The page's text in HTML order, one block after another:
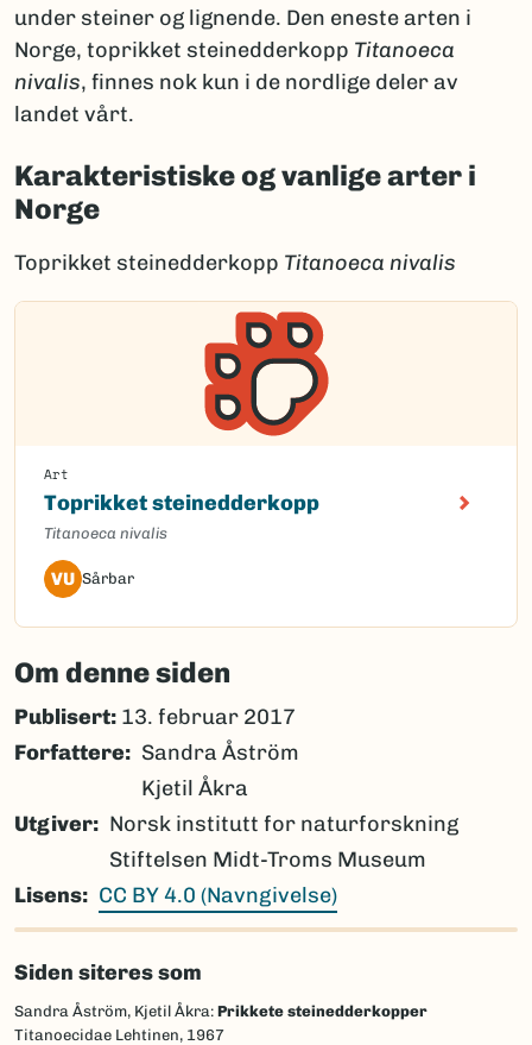
under steiner og lignende. Den eneste arten i
Norge, toprikket steinedderkopp Titanoeca
nivalis, finnes nok kun i de nordlige deler av
landet vårt.
Karakteristiske og vanlige arter i
Norge
Toprikket steinedderkopp Titanoeca nivalis
Art
Toprikket steinedderkopp
Titanoeca nivalis
VU Sårbar
Om denne siden
Publisert: 13. februar 2017
Forfattere
Sandra Åström
Kjetil Åkra
Utgiver
Norsk institutt for naturforskning
Stiftelsen Midt-Troms Museum
Lisens
CC BY 4.0 (Navngivelse)
Siden siteres som
Sandra Åström, Kjetil Åkra: Prikkete steinedderkopper
Titanoecidae Lehtinen, 1967